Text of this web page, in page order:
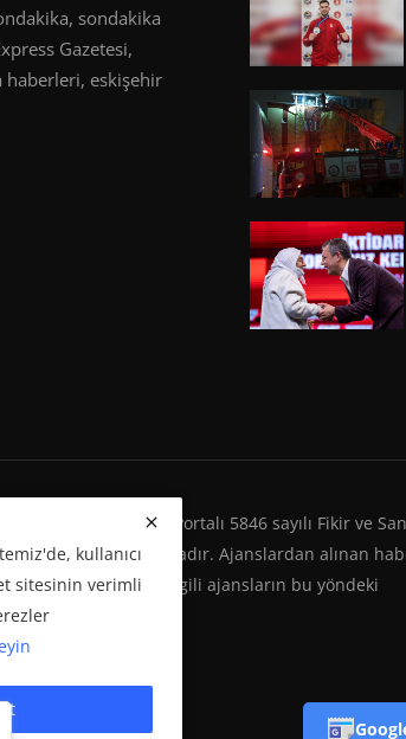
sondakika
Gazetesi,
haberleri, eskişehir
© Her Hakkı Haber Portalı 5846 sayılı Fikir ve
olarak yayınlanmaktadır. Ajanslardan alınan
ortamda basılması, ilgili ajansların bu yöndeki
yazılı izin gerektirir.
kullanıcı
sitesinin verimli